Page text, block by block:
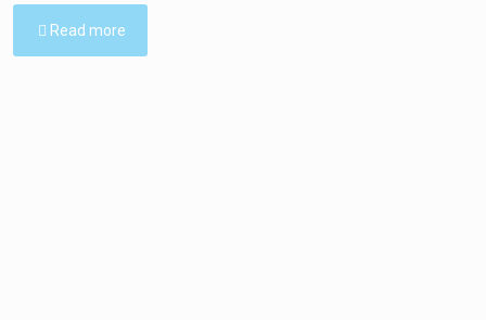
Read more